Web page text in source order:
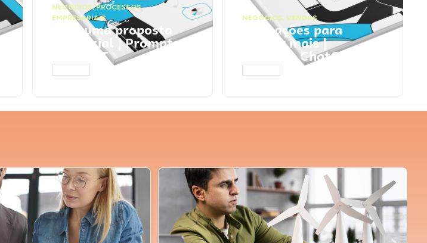
NEGÓCIOS,PROCESSOS
EMPRESARIAIS
Faça uma proposta
comercial | Prompts
ChatGPT
NEGÓCIOS, VENDAS
Faça ações para
vender mais |
Prompts ChatGPT